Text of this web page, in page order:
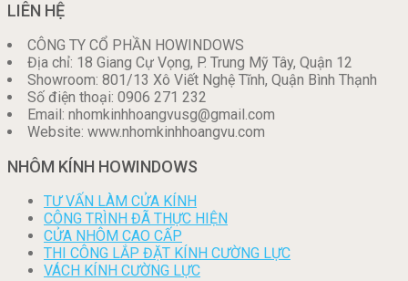
LIÊN HỆ
CÔNG TY CỔ PHẦN HOWINDOWS
Địa chỉ: 18 Giang Cự Vọng, P. Trung Mỹ Tây, Quận 12
Showroom: 801/13 Xô Viết Nghệ Tĩnh, Quận Bình Thạnh
Số điện thoại: 0906 271 232
Email: nhomkinhhoangvusg@gmail.com
Website: www.nhomkinhhoangvu.com
NHÔM KÍNH HOWINDOWS
TƯ VẤN LÀM CỬA KÍNH
CÔNG TRÌNH ĐÃ THỰC HIỆN
CỬA NHÔM CAO CẤP
THI CÔNG LẮP ĐẶT KÍNH CƯỜNG LỰC
VÁCH KÍNH CƯỜNG LỰC